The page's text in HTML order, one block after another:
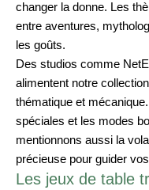
changer la donne. Les
entre aventures,
les goûts.
Des studios comme
alimentent notre
thématique et
spéciales et les modes
mentionnons aussi la
précieuse pour guider
Les jeux de table